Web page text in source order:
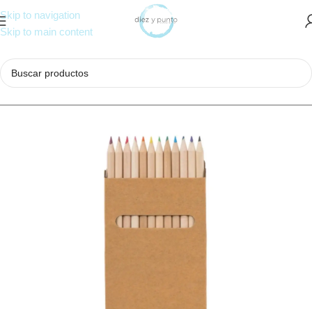
Skip to navigation
Skip to main content